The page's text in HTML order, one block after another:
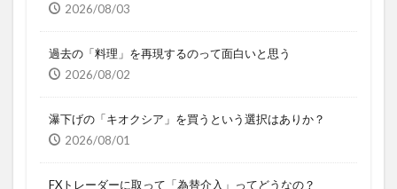
2026/08/03
過去の「料理」を再現するのって面白いと思う
2026/08/02
瀑下げの「キオクシア」を買うという選択はありか？
2026/08/01
FXトレーダーに取って「為替介入」ってどうなの？